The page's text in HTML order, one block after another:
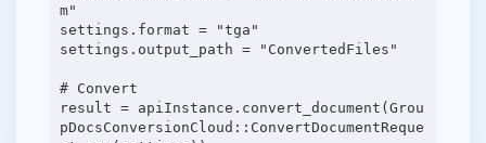
m"
settings.format = "tga"
settings.output_path = "ConvertedFiles"
# Convert
result = apiInstance.convert_document(Grou
pDocsConversionCloud::ConvertDocumentReque